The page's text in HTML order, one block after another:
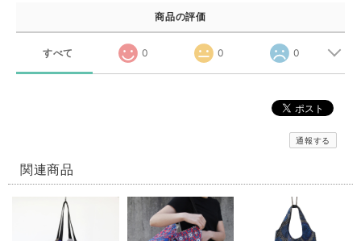
商品の評価
すべて 0 0 0
通報する
関連商品